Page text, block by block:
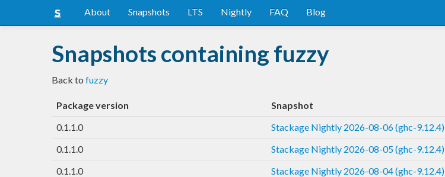
About Snapshots LTS Nightly FAQ Blog
Snapshots containing fuzzy
Back to fuzzy
Package version
Snapshot
0.1.1.0
Stackage Nightly 2026-08-06 (ghc-9.12.4)
0.1.1.0
Stackage Nightly 2026-08-05 (ghc-9.12.4)
0.1.1.0
Stackage Nightly 2026-08-04 (ghc-9.12.4)